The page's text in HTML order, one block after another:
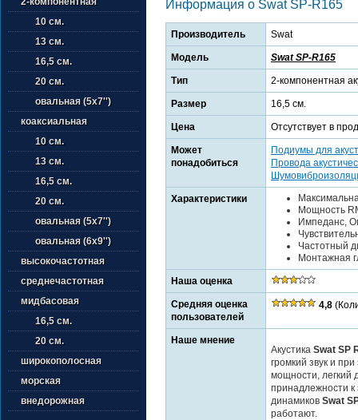
10 см.
13 см.
16,5 см.
20 см.
овальная (5х7'')
коаксиальная
10 см.
13 см.
16,5 см.
20 см.
овальная (5х7'')
овальная (6х9'')
высокочастотная
среднечастотная
мидбасовая
16,5 см.
20 см.
широкополосная
морская
внедорожная
Информация о Swat SP-R165
Производитель Swat
Модель Swat SP-R165
Тип 2-компонентная
Размер 16,5 см.
Цена Отсутствует в
Может
понадобиться
Подиумы для
Провода
Характеристики
Мощность
Импеданс,
Частотный
Монтажная
Наша оценка
Средняя оценка
пользователей
4,8
Наше мнение
Акустика Swat SP
громкий звук и
мощности, легкий
принадлежности к
динамиков Swat
работают.